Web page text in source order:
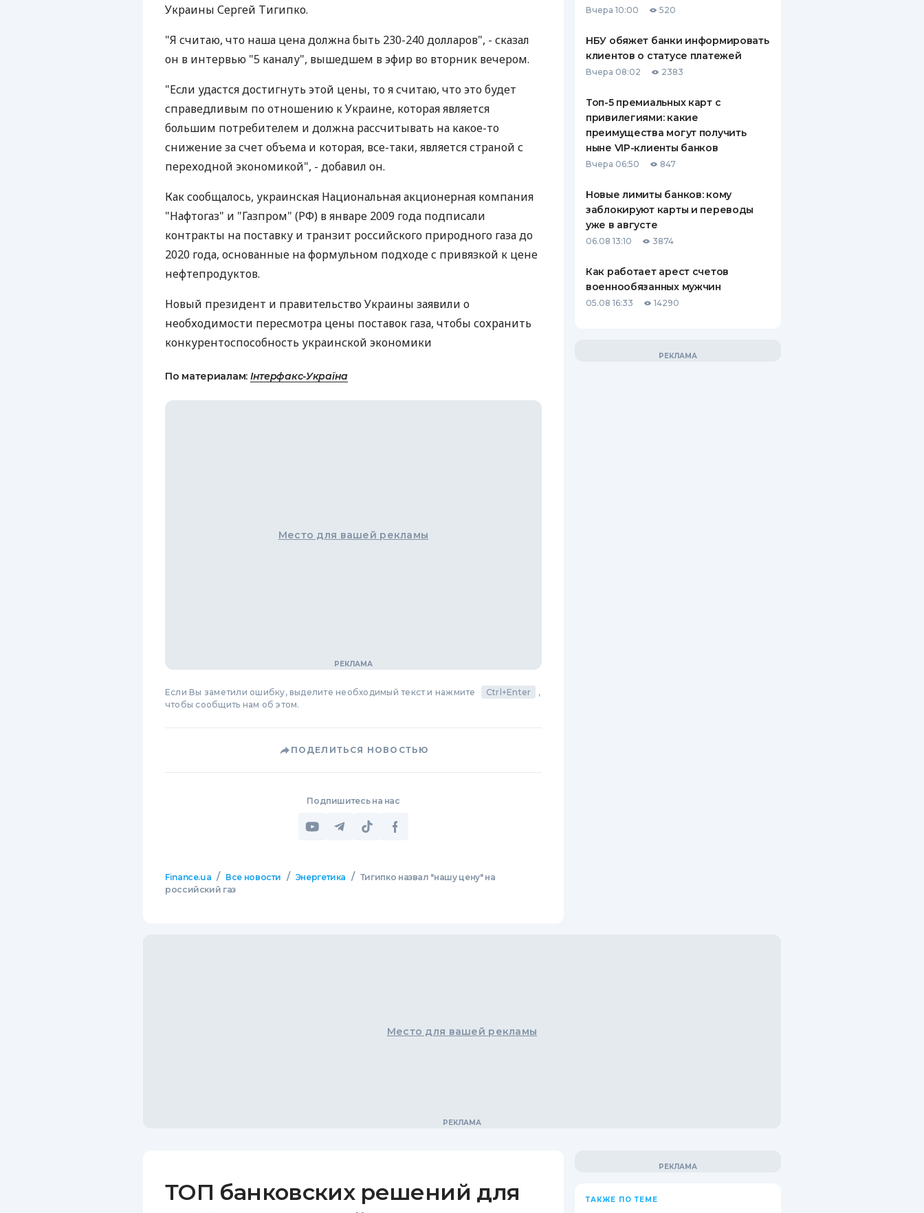
КЕШБЭКА
ПУТЕВОДИТЕЛИ ПО
СТРАХОВАНИЮ
ВСЕ СТРАХОВЫЕ ПОЛИСЫ
ОТЗЫВЫ О СТРАХОВЫХ
КОМПАНИЯХ
Украины Сергей Тигипко.
"Я считаю, что наша цена должна быть 230-240 долларов", - сказал
он в интервью "5 каналу", вышедшем в эфир во вторник вечером.
"Если удастся достигнуть этой цены, то я считаю, что это будет
справедливым по отношению к Украине, которая является
большим потребителем и должна рассчитывать на какое-то
снижение за счет объема и которая, все-таки, является страной с
переходной экономикой", - добавил он.
Как сообщалось, украинская Национальная акционерная компания
"Нафтогаз" и "Газпром" (РФ) в январе 2009 года подписали
контракты на поставку и транзит российского природного газа до
2020 года, основанные на формульном подходе с привязкой к цене
нефтепродуктов.
Новый президент и правительство Украины заявили о
необходимости пересмотра цены поставок газа, чтобы сохранить
конкурентоспособность украинской экономики
По материалам: Інтерфакс-Україна
Место для вашей рекламы
Если Вы заметили ошибку, выделите необходимый текст и нажмите Ctrl+Enter
,
чтобы сообщить нам об этом.
ПОДЕЛИТЬСЯ НОВОСТЬЮ
Подпишитесь на нас
Finance.ua / Все новости / Энергетика / Тигипко назвал "нашу цену" на
российский газ
Вчера 10:00 520
НБУ обяжет банки информировать
клиентов о статусе платежей
Вчера 08:02 2383
Топ-5 премиальных карт с
привилегиями: какие
преимущества могут получить
ныне VIP-клиенты банков
Вчера 06:50 847
Новые лимиты банков: кому
заблокируют карты и переводы
уже в августе
06.08 13:10 3874
Как работает арест счетов
военнообязанных мужчин
05.08 16:33 14290
Место для вашей рекламы
ТОП банковских решений для
ТАКЖЕ ПО ТЕМЕ